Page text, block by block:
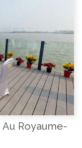
Au Royaume-